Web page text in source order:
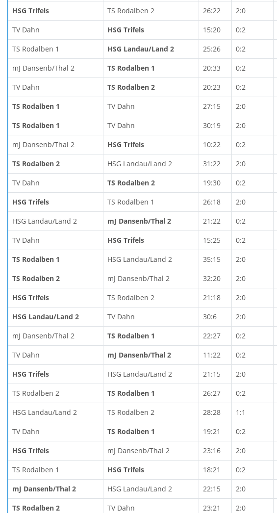
HSG Trifels TS Rodalben 2 26:22 2:0
TV Dahn HSG Trifels 15:20 0:2
TS Rodalben 1 HSG Landau/Land 2 25:26 0:2
mJ Dansenb/Thal 2 TS Rodalben 1 20:33 0:2
TV Dahn TS Rodalben 2 20:23 0:2
TS Rodalben 1 TV Dahn 27:15 2:0
TS Rodalben 1 TV Dahn 30:19 2:0
mJ Dansenb/Thal 2 HSG Trifels 10:22 0:2
TS Rodalben 2 HSG Landau/Land 2 31:22 2:0
TV Dahn TS Rodalben 2 19:30 0:2
HSG Trifels TS Rodalben 1 26:18 2:0
HSG Landau/Land 2 mJ Dansenb/Thal 2 21:22 0:2
TV Dahn HSG Trifels 15:25 0:2
TS Rodalben 1 HSG Landau/Land 2 35:15 2:0
TS Rodalben 2 mJ Dansenb/Thal 2 32:20 2:0
HSG Trifels TS Rodalben 2 21:18 2:0
HSG Landau/Land 2 TV Dahn 30:6 2:0
mJ Dansenb/Thal 2 TS Rodalben 1 22:27 0:2
TV Dahn mJ Dansenb/Thal 2 11:22 0:2
HSG Trifels HSG Landau/Land 2 21:15 2:0
TS Rodalben 2 TS Rodalben 1 26:27 0:2
HSG Landau/Land 2 TS Rodalben 2 28:28 1:1
TV Dahn TS Rodalben 1 19:21 0:2
HSG Trifels mJ Dansenb/Thal 2 23:16 2:0
TS Rodalben 1 HSG Trifels 18:21 0:2
mJ Dansenb/Thal 2 HSG Landau/Land 2 22:15 2:0
TS Rodalben 2 TV Dahn 23:21 2:0